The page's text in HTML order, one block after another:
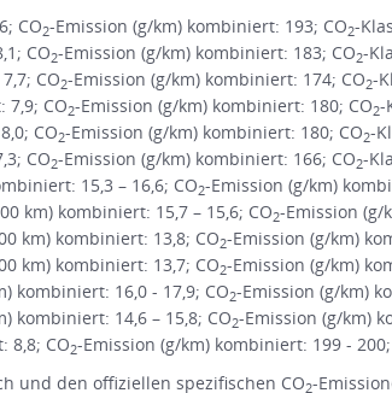
CO2-Emission (g/km) kombiniert: 193; CO2-
CO2-Emission (g/km) kombiniert: 183; CO2-
CO2-Emission (g/km) kombiniert: 174; CO2-
7,9; CO2-Emission (g/km) kombiniert: 180; CO2-
CO2-Emission (g/km) kombiniert: 180; CO2-
CO2-Emission (g/km) kombiniert: 166; CO2-
15,3 – 16,6; CO2-Emission (g/km)
km) kombiniert: 15,7 – 15,6; CO2-Emission (g/
km) kombiniert: 13,8; CO2-Emission (g/km)
km) kombiniert: 13,7; CO2-Emission (g/km)
kombiniert: 16,0 - 17,9; CO2-Emission (g/km)
kombiniert: 14,6 – 15,8; CO2-Emission (g/km)
8,8; CO2-Emission (g/km) kombiniert: 199 - 200;
und den offiziellen spezifischen CO2-